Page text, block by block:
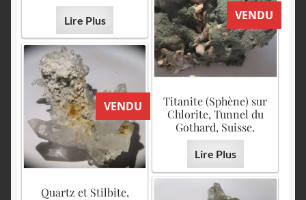
Lire Plus VENDU
Titanite (Sphène) sur
Chlorite, Tunnel du
Gothard, Suisse.
Lire Plus
VENDU
Quartz et Stilbite,